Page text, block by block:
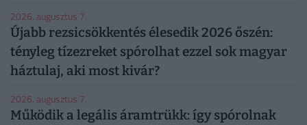
2026. augusztus 7.
Újabb rezsicsökkentés élesedik 2026 őszén:
tényleg tízezreket spórolhat ezzel sok magyar
háztulaj, aki most kivár?
2026. augusztus 7.
Működik a legális áramtrükk: így spórolnak